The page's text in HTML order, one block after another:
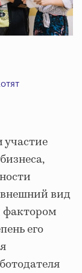
участие
вид
фактором
его